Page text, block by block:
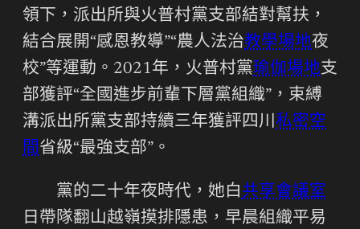
領下，派出所與火普村黨支部結對幫扶，
結合展開“感恩教導”“農人法治教學場地夜
校”等運動。2021年，火普村黨瑜伽場地支
部獲評“全國進步前輩下層黨組織”，束縛
溝派出所黨支部持續三年獲評四川私密空
間省級“最強支部”。
黨的二十年夜時代，她白共享會議室
日帶隊翻山越嶺摸排隱患，早晨組織平易